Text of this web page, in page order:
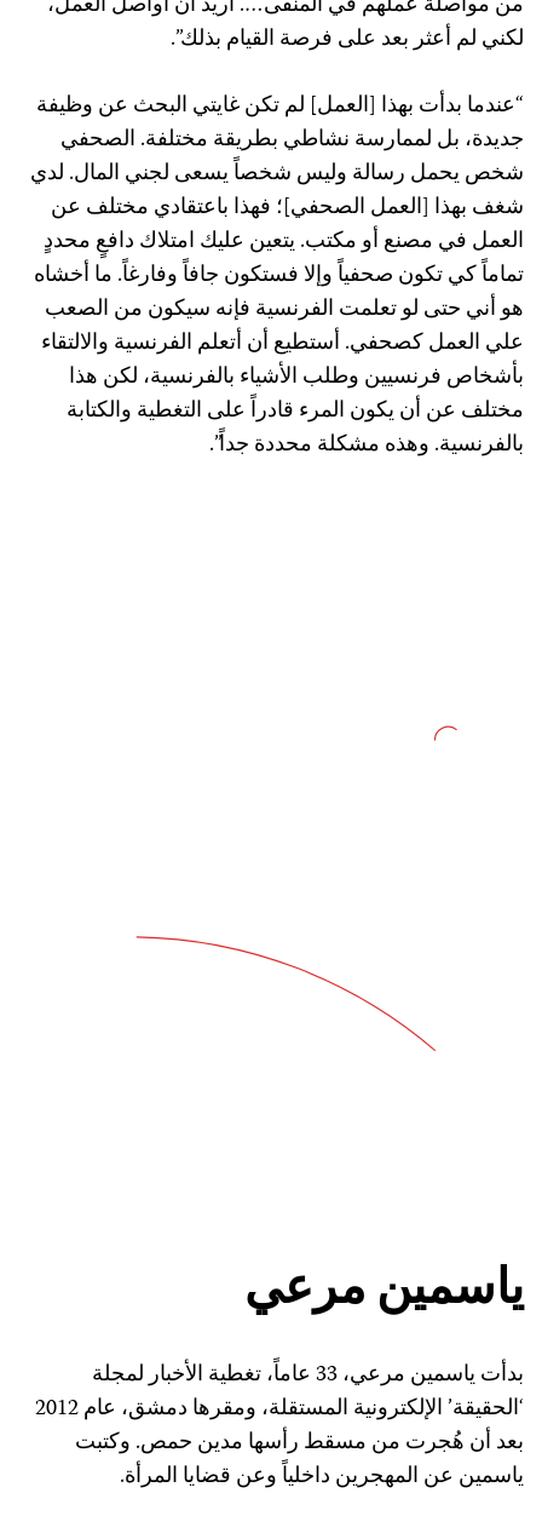
لكني لم أعثر بعد على فرصة القيام بذلك”.
“عندما بدأت بهذا [العمل] لم تكن غايتي البحث عن وظيفة
جديدة، بل لممارسة نشاطي بطريقة مختلفة. الصحفي
شخص يحمل رسالة وليس شخصاً يسعى لجني المال. لدي
شغف بهذا [العمل الصحفي]؛ فهذا باعتقادي مختلف عن
العمل في مصنع أو مكتب. يتعين عليك امتلاك دافعٍ محددٍ
تماماً كي تكون صحفياً وإلا فستكون جافاً وفارغاً. ما أخشاه
هو أني حتى لو تعلمت الفرنسية فإنه سيكون من الصعب
علي العمل كصحفي. أستطيع أن أتعلم الفرنسية والالتقاء
بأشخاص فرنسيين وطلب الأشياء بالفرنسية، لكن هذا
مختلف عن أن يكون المرء قادراً على التغطية والكتابة
بالفرنسية. وهذه مشكلة محددة جداً”.
ياسمين مرعي
بدأت ياسمين مرعي، 33 عاماً، تغطية الأخبار لمجلة
‘الحقيقة’ الإلكترونية المستقلة، ومقرها دمشق، عام 2012
بعد أن هُجرت من مسقط رأسها مدين حمص. وكتبت
ياسمين عن المهجرين داخلياً وعن قضايا المرأة.